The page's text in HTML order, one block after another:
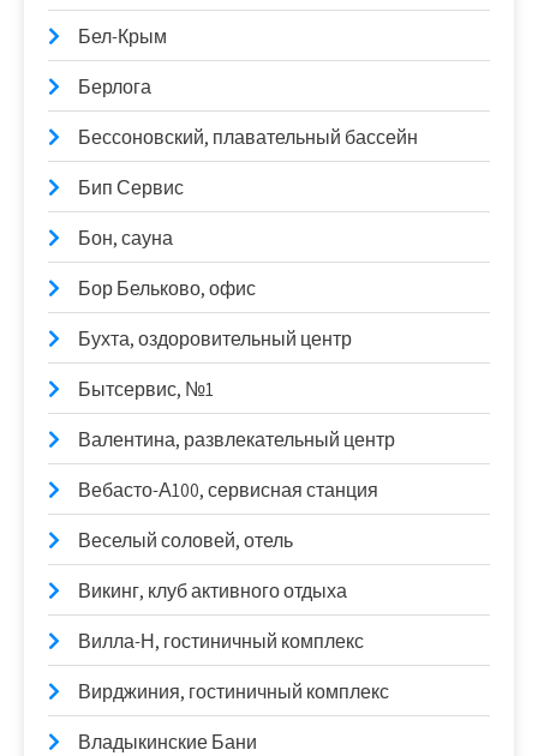
Бел-Крым
Берлога
Бессоновский, плавательный бассейн
Бип Сервис
Бон, сауна
Бор Бельково, офис
Бухта, оздоровительный центр
Бытсервис, №1
Валентина, развлекательный центр
Вебасто-А100, сервисная станция
Веселый соловей, отель
Викинг, клуб активного отдыха
Вилла-Н, гостиничный комплекс
Вирджиния, гостиничный комплекс
Владыкинские Бани